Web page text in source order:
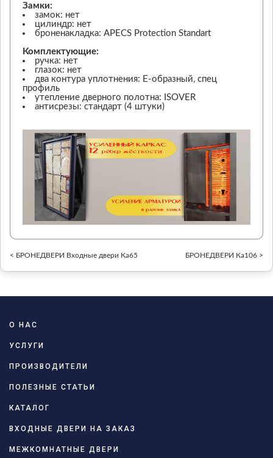
Замки:
замок: нет
цилиндр: нет
броненакладка: APECS Protection Standart
Комплектующие:
ручка: нет
глазок: нет
два контура уплотнения: Е-образный, спец
профиль
утепление дверного полотна: ISOVER
антисрезы: стандарт (4 штуки)
< БРОНЕДВЕРИ Входные двери Ка65 БРОНЕДВЕРИ Ка106 >
О НАС
УСЛУГИ
ПРОИЗВОДИТЕЛИ
ПОЛЕЗНЫЕ СТАТЬИ
КАТАЛОГ
ВХОДНЫЕ ДВЕРИ НА ЗАКАЗ
МЕЖКОМНАТНЫЕ ДВЕРИ